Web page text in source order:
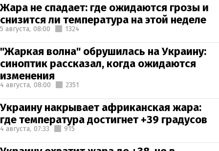
Жара не спадает: где ожидаются грозы и
снизится ли температура на этой неделе
5 августа, 08:00 1324
"Жаркая волна" обрушилась на Украину:
синоптик рассказал, когда ожидаются
изменения
4 августа, 08:00 2351
Украину накрывает африканская жара:
где температура достигнет +39 градусов
4 августа, 07:33 915